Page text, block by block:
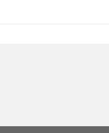
德喊：此時不生